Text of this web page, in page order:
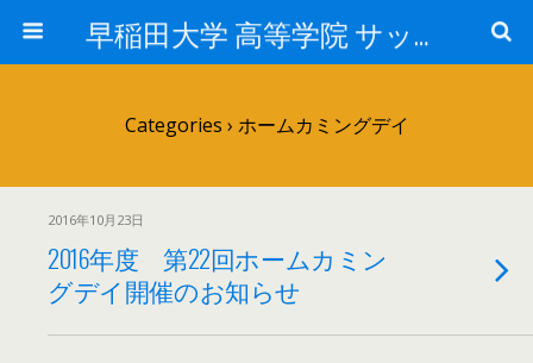
早稲田大学 高等学院 サッカー部
Categories › ホームカミングデイ
2016年10月23日
2016年度 第22回ホームカミン
グデイ開催のお知らせ